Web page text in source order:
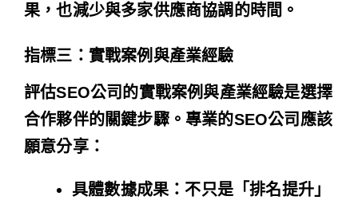
果，也減少與多家供應商協調的時間。
指標三：實戰案例與產業經驗
評估SEO公司的實戰案例與產業經驗是選擇
合作夥伴的關鍵步驟。專業的SEO公司應該
願意分享：
具體數據成果 ：不只是「排名提升」